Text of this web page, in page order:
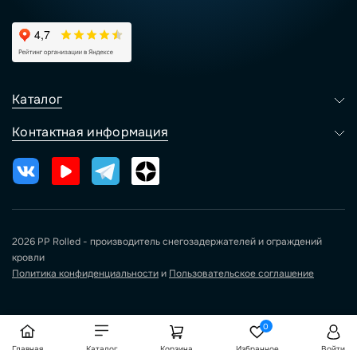
0
Каталог
Контактная информация
2026 PP Rolled - производитель снегозадержателей и ограждений
кровли
Политика конфиденциальностии Пользовательское соглашение